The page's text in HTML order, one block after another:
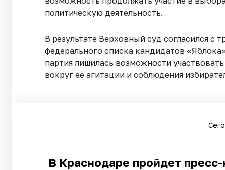
политическую деятельность.
В результате Верховный суд согласился
федерального списка кандидатов
партия лишилась возможности
вокруг ее агитации и соблюдения
В Краснодаре пройдет